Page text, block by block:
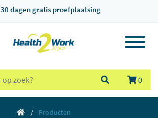
30 dagen gratis proefplaatsing
0
Producten